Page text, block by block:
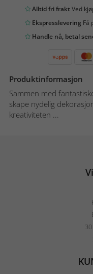
Alltid fri fraktVed
Ekspresslevering Få
Handle nå, betal
Produktinformasjon
Sammen med
skape nydelig
kreativiteten ...